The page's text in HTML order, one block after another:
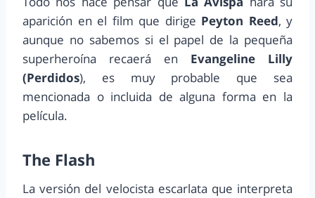
aparición en el film que dirige Peyton Reed, y
aunque no sabemos si el papel de la pequeña
superheroína recaerá en Evangeline Lilly
(Perdidos), es muy probable que sea
mencionada o incluida de alguna forma en la
película.
The Flash
La versión del velocista escarlata que interpreta